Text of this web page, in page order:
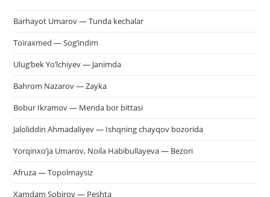
Barhayot Umarov — Tunda kechalar
Toiraxmed — Sog’indim
Ulug’bek Yo’lchiyev — Janimda
Bahrom Nazarov — Zayka
Bobur Ikramov — Menda bor bittasi
Jaloliddin Ahmadaliyev — Ishqning chayqov bozorida
Yorqinxo’ja Umarov, Noila Habibullayeva — Bezori
Afruza — Topolmaysiz
Xamdam Sobirov — Peshta